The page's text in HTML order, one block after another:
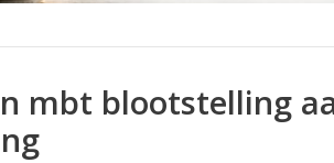
mbt blootstelling